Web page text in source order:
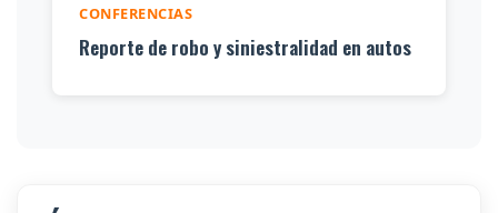
CONFERENCIAS
Reporte de robo y siniestralidad en autos